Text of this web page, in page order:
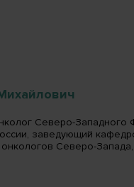
Северо-
заведующий
Северо-